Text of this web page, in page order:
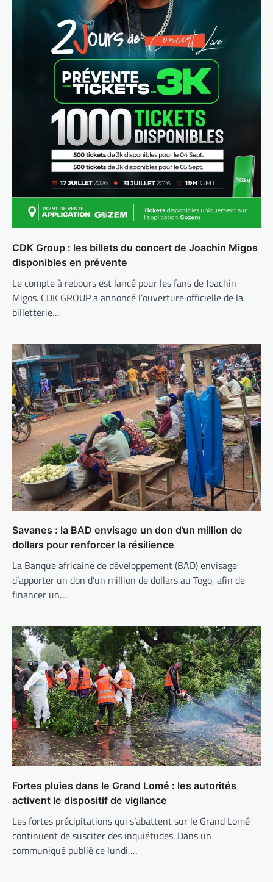
CDK Group : les billets du concert de Joachin Migos
disponibles en prévente
Le compte à rebours est lancé pour les fans de Joachin
Migos. CDK GROUP a annoncé l’ouverture officielle de la
billetterie…
Savanes : la BAD envisage un don d’un million de
dollars pour renforcer la résilience
La Banque africaine de développement (BAD) envisage
d’apporter un don d’un million de dollars au Togo, afin de
financer un…
Fortes pluies dans le Grand Lomé : les autorités
activent le dispositif de vigilance
Les fortes précipitations qui s’abattent sur le Grand Lomé
continuent de susciter des inquiétudes. Dans un
communiqué publié ce lundi,…